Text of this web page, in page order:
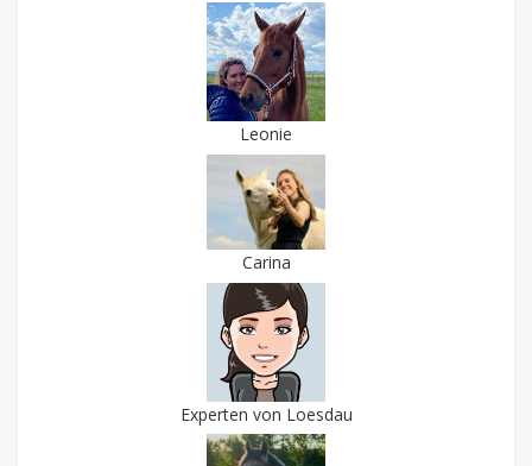
Leonie
Carina
Experten von Loesdau